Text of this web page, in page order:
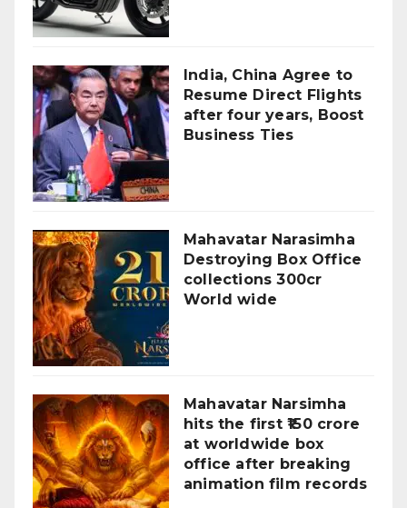
India, China Agree to
Resume Direct Flights
after four years, Boost
Business Ties
Mahavatar Narasimha
Destroying Box Office
collections 300cr
World wide
Mahavatar Narsimha
hits the first ₹150 crore
at worldwide box
office after breaking
animation film records